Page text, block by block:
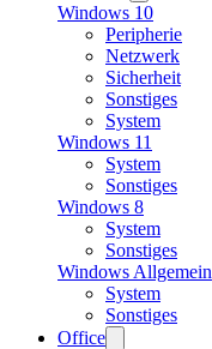
Windows 10
Peripherie
Netzwerk
Sicherheit
Sonstiges
System
Windows 11
System
Sonstiges
Windows 8
System
Sonstiges
Windows Allgemein
System
Sonstiges
Office